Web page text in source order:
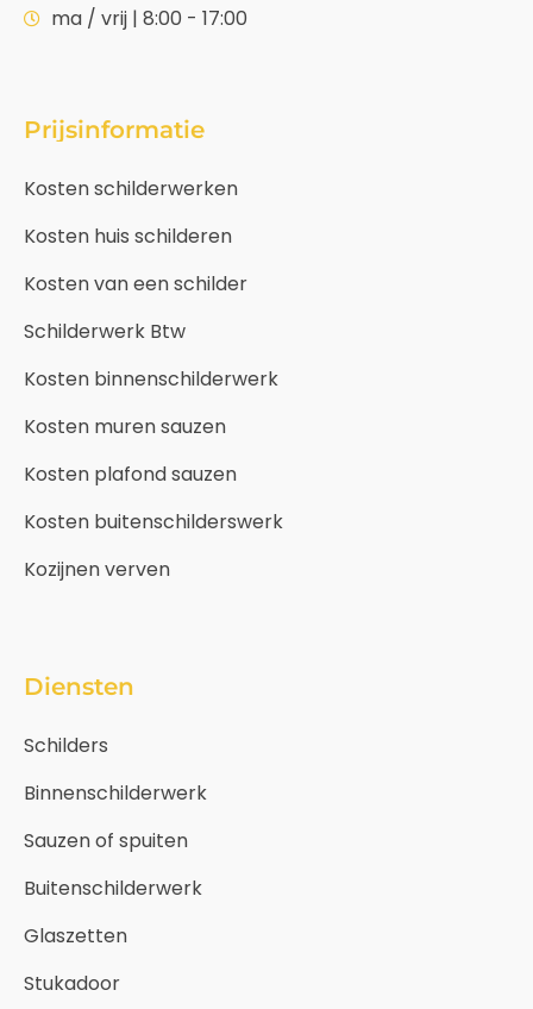
ma / vrij | 8:00 - 17:00
Prijsinformatie
Kosten schilderwerken
Kosten huis schilderen
Kosten van een schilder
Schilderwerk Btw
Kosten binnenschilderwerk
Kosten muren sauzen
Kosten plafond sauzen
Kosten buitenschilderswerk
Kozijnen verven
Diensten
Schilders
Binnenschilderwerk
Sauzen of spuiten
Buitenschilderwerk
Glaszetten
Stukadoor